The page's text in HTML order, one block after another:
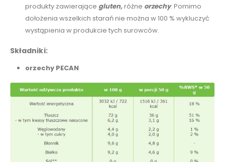
produkty zawierające gluten,różne orzechy. Pomimo
dołożenia wszelkich starań nie można w 100 % wykluczyć
wystąpienia w produkcie tych surowców.
Składniki:
orzechy PECAN